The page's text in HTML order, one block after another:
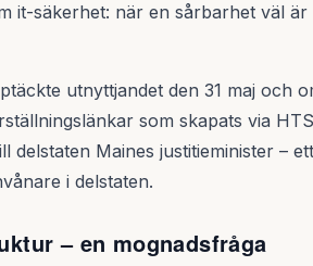
it-säkerhet: när en sårbarhet väl
utnyttjandet den 31 maj och
som skapats via
delstaten Maines justitieminister –
i delstaten.
– en mognadsfråga